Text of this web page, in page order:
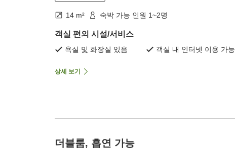
14 m² 숙박 가능 인원 1~2명
객실 편의 시설/서비스
욕실 및 화장실 있음 객실 내 인터넷 이용 가능
상세 보기
더블룸, 흡연 가능